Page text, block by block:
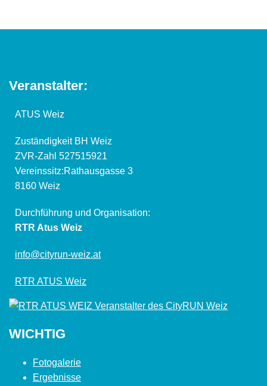
Veranstalter:
ATUS Weiz
Zuständigkeit BH Weiz
ZVR-Zahl 527515921
Vereinssitz:Rathausgasse 3
8160 Weiz
Durchführung und Organisation:
RTR Atus Weiz
info@cityrun-weiz.at
RTR ATUS Weiz
WICHTIG
Fotogalerie
Ergebnisse